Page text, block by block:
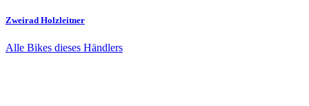
Zweirad Holzleitner
Alle Bikes dieses Händlers